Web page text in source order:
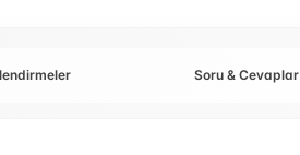
Soru & Cevaplar